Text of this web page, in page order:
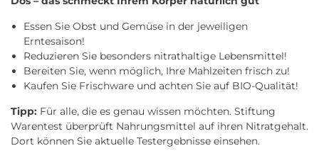
Essen Sie Obst und Gemüse in der jeweiligen
Erntesaison!
Reduzieren Sie besonders nitrathaltige Lebensmittel!
Bereiten Sie, wenn möglich, Ihre Mahlzeiten frisch zu!
Kaufen Sie Frischware und achten Sie auf BIO-Qualität!
Tipp: Für alle, die es genau wissen möchten. Stiftung
Warentest überprüft Nahrungsmittel auf ihren Nitratgehalt.
Dort können Sie aktuelle Testergebnisse einsehen.